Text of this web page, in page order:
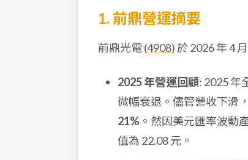
1. 前鼎營運摘要
前鼎光電 (4908) 於 2026 年 4
2025 年營運回顧: 2025 年
微幅衰退。儘管營收下滑
21% 。然因美元匯率波動
值為 22.08 元。